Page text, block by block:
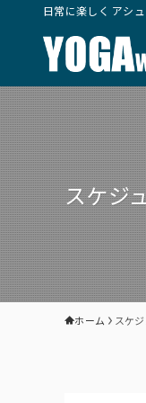
日常に楽しく アシ
スケジ
ホーム スケ